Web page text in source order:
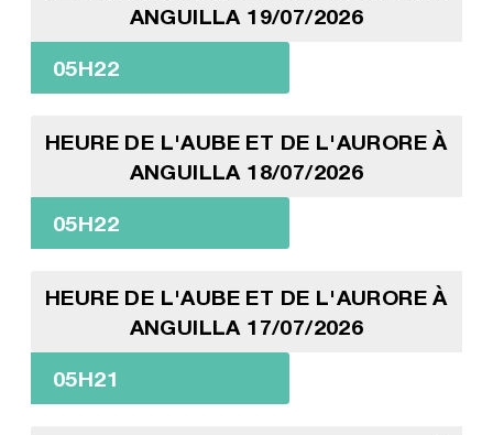
ANGUILLA 19/07/2026
05H22
HEURE DE L'AUBE ET DE L'AURORE À
ANGUILLA 18/07/2026
05H22
HEURE DE L'AUBE ET DE L'AURORE À
ANGUILLA 17/07/2026
05H21